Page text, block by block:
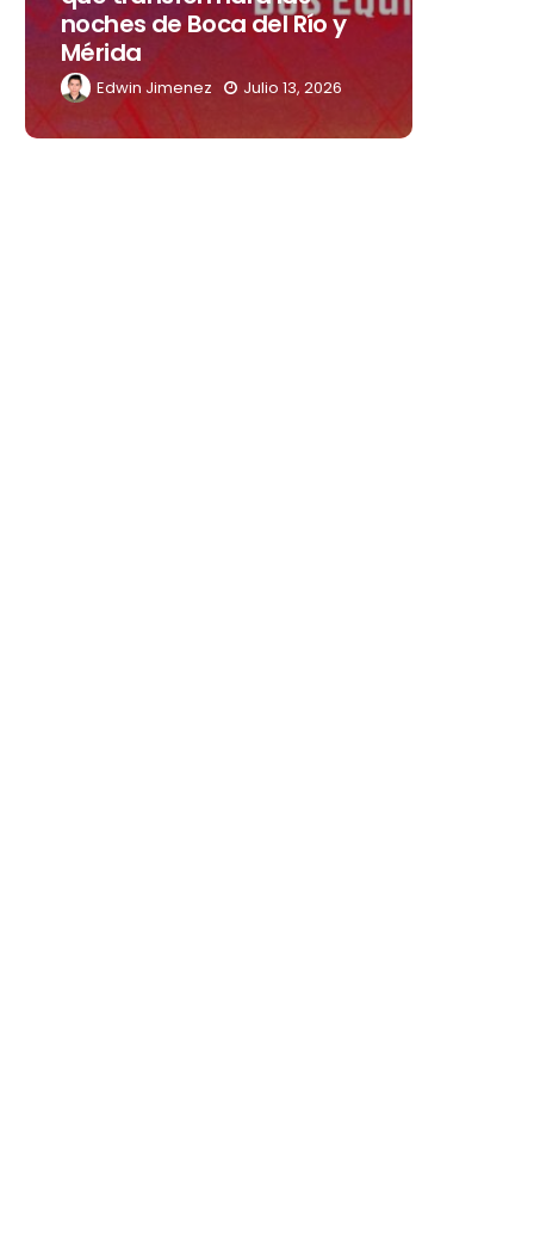
noches de Boca del Río y
Mérida
Edwin Jimenez Julio 13, 2026